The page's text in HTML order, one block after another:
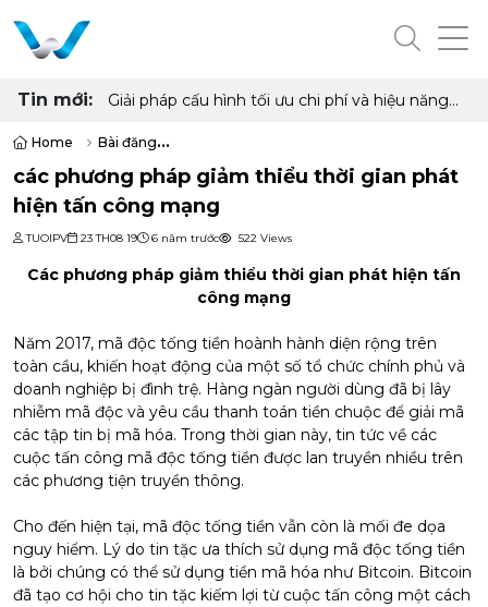
Tin mới:
Giải pháp cấu hình tối ưu chi phí và hiệu năng
5700G, 5700X và Radeon RX 6500XT, 7600
Home
Bài đăng
các phương pháp giảm thiểu thời gian phát hiện tấn công mạng
các phương pháp giảm thiểu thời gian phát
hiện tấn công mạng
TUOIPV 23 TH08 19 6 năm trước 522 Views
Các phương pháp giảm thiểu thời gian phát hiện tấn
công mạng
Năm 2017, mã độc tống tiền hoành hành diện rộng trên
toàn cầu, khiến hoạt động của một số tổ chức chính phủ và
doanh nghiệp bị đình trệ. Hàng ngàn người dùng đã bị lây
nhiễm mã độc và yêu cầu thanh toán tiền chuộc để giải mã
các tập tin bị mã hóa. Trong thời gian này, tin tức về các
cuộc tấn công mã độc tống tiền được lan truyền nhiều trên
các phương tiện truyền thông.
Cho đến hiện tại, mã độc tống tiền vẫn còn là mối đe dọa
nguy hiểm. Lý do tin tặc ưa thích sử dụng mã độc tống tiền
là bởi chúng có thể sử dụng tiền mã hóa như Bitcoin. Bitcoin
đã tạo cơ hội cho tin tặc kiếm lợi từ cuộc tấn công một cách